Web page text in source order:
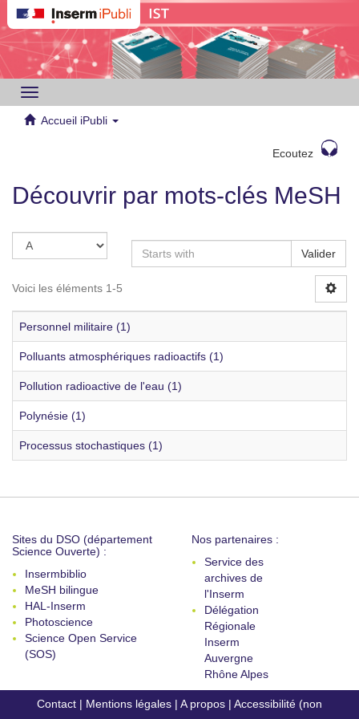
Toggle
navigation
Accueil iPubli
Ecoutez
Découvrir par mots-clés MeSH
Valider
Voici les éléments 1-5
Personnel militaire (1)
Polluants atmosphériques radioactifs (1)
Pollution radioactive de l'eau (1)
Polynésie (1)
Processus stochastiques (1)
Sites du DSO (département
Science Ouverte) :
Insermbiblio
MeSH bilingue
HAL-Inserm
Photoscience
Science Open Service
(SOS)
Nos partenaires :
Service des
archives de
l'Inserm
Délégation
Régionale
Inserm
Auvergne
Rhône Alpes
Contact | Mentions légales | A propos | Accessibilité (non